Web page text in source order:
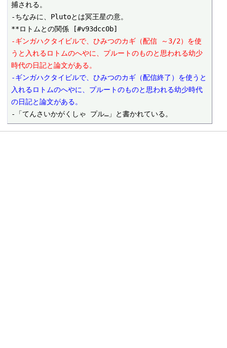
捕される。
-ちなみに、Plutoとは冥王星の意。
-ギンガハクタイビルで、ひみつのカギ（配信 ～3/2）を使
うと入れるロトムのへやに、プルートのものと思われる幼少
時代の日記と論文がある。
-ギンガハクタイビルで、ひみつのカギ（配信終了）を使うと
入れるロトムのへやに、プルートのものと思われる幼少時代
の日記と論文がある。